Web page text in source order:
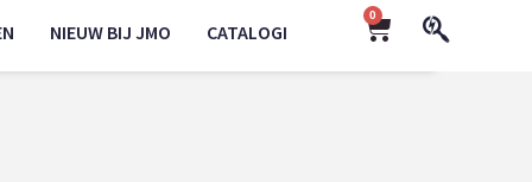
NIEUW BIJ JMO CATALOGI
0